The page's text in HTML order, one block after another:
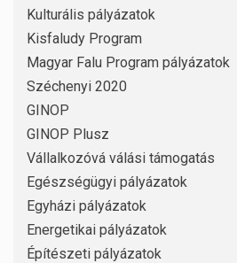
Kulturális pályázatok
Kisfaludy Program
Magyar Falu Program pályázatok
Széchenyi 2020
GINOP
GINOP Plusz
Vállalkozóvá válási támogatás
Egészségügyi pályázatok
Egyházi pályázatok
Energetikai pályázatok
Építészeti pályázatok